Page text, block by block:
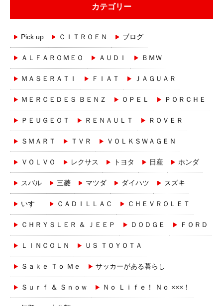
カテゴリー
Pick up ＣＩＴＲＯＥＮ ブログ
ＡＬＦＡＲＯＭＥＯ ＡＵＤＩ ＢＭＷ
ＭＡＳＥＲＡＴＩ ＦＩＡＴ ＪＡＧＵＡＲ
ＭＥＲＣＥＤＥＳ ＢＥＮＺ ＯＰＥＬ ＰＯＲＣＨＥ
ＰＥＵＧＥＯＴ ＲＥＮＡＵＬＴ ＲＯＶＥＲ
ＳＭＡＲＴ ＴＶＲ ＶＯＬＫＳＷＡＧＥＮ
ＶＯＬＶＯ レクサス トヨタ 日産 ホンダ
スバル 三菱 マツダ ダイハツ スズキ
いすゞ ＣＡＤＩＬＬＡＣ ＣＨＥＶＲＯＬＥＴ
ＣＨＲＹＳＬＥＲ ＆ ＪＥＥＰ ＤＯＤＧＥ ＦＯＲＤ
ＬＩＮＣＯＬＮ ＵＳ ＴＯＹＯＴＡ
Ｓａｋｅ Ｔｏ Ｍｅ サッカーがある暮らし
Ｓｕｒｆ ＆ Ｓｎｏｗ Ｎｏ Ｌｉｆｅ！ Ｎｏ ×××！